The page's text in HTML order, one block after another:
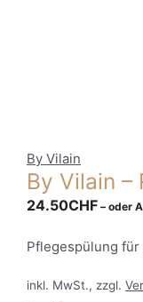
By Vilain
By Vilain –
24.50CHF – oder
Pflegespülung für
inkl. MwSt., zzgl.